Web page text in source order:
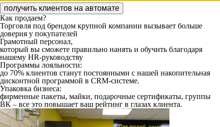
получить клиентов на автомате
Как продаем?
Торговля под брендом крупной компании вызывает больше
доверия у покупателей
Грамотный персонал,
который вы сможете правильно нанять и обучить благодаря
нашему HR-руководству
Программы лояльности:
до 70% клиентов станут постоянными с нашей накопительная
дисконтной программой в CRM-системе.
Упаковка бизнеса:
фирменные пакеты, майки, подарочные сертификаты, группы
ВК – все это повышает ваш рейтинг в глазах клиента.